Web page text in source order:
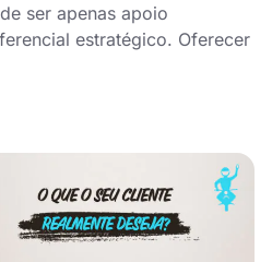
ser apenas apoio
estratégico. Oferecer